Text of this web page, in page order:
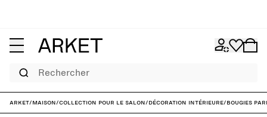
Rechercher
ARKET/Maison/Collection pour le salon/Décoration intérieure/Bougies